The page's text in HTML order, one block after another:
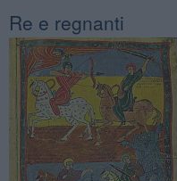
Re e regnanti